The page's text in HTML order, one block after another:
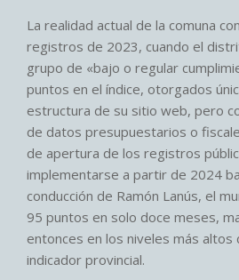
La realidad actual de la comuna
registros de 2023, cuando el
grupo de «bajo o regular
puntos en el índice, otorgados
estructura de su sitio web, pero
de datos presupuestarios o
de apertura de los registros
implementarse a partir de 2024
conducción de Ramón Lanús, el
95 puntos en solo doce meses,
entonces en los niveles más
indicador provincial.